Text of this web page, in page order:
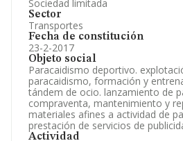
Sociedad limitada
Sector
Transportes
Fecha de constitución
23-2-2017
Objeto social
Paracaidismo deportivo.
paracaidismo, formación y
tándem de ocio. lanzamiento de
compraventa, mantenimiento y
materiales afines a actividad de
prestación de servicios de
Actividad